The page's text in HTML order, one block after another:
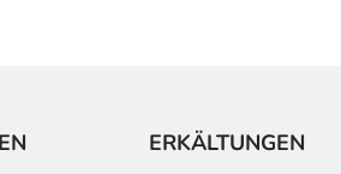
ERKÄLTUNGEN